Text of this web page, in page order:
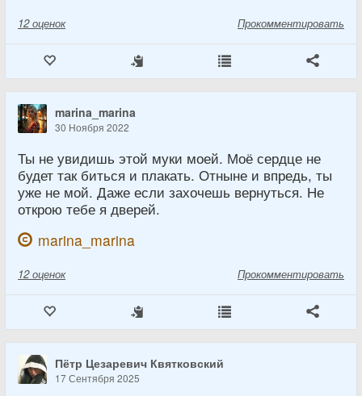
12 оценок Прокомментировать
marina_marina
30 Ноября 2022
Ты не увидишь этой муки моей. Моё сердце не
будет так биться и плакать. Отныне и впредь, ты
уже не мой. Даже если захочешь вернуться. Не
открою тебе я дверей.
marina_marina
12 оценок Прокомментировать
Пётр Цезаревич Квятковский
17 Сентября 2025